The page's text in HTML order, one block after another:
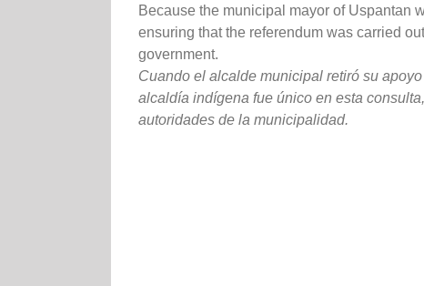
Because the municipal mayor of Uspantan
ensuring that the referendum was carried
government.
Cuando el alcalde municipal retiró su
alcaldía indígena fue único en esta
autoridades de la municipalidad.